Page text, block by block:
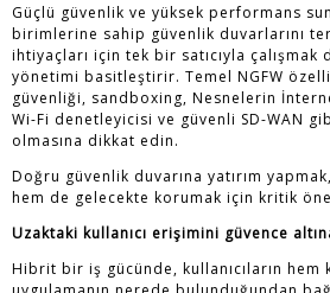
Güçlü güvenlik ve yüksek performans
birimlerine sahip güvenlik duvarlarını
ihtiyaçları için tek bir satıcıyla
yönetimi basitleştirir. Temel NGFW
güvenliği, sandboxing, Nesnelerin
Wi-Fi denetleyicisi ve güvenli SD-WAN
olmasına dikkat edin.
Doğru güvenlik duvarına yatırım
hem de gelecekte korumak için kritik
Uzaktaki kullanıcı erişimini güvence
Hibrit bir iş gücünde, kullanıcıların